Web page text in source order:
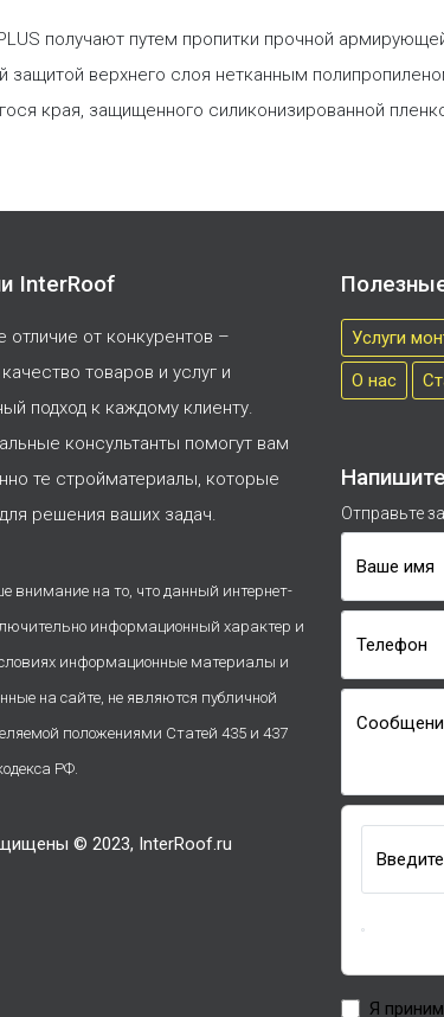
PLUS получают путем пропитки прочной
защитой верхнего слоя нетканным
края, защищенного силиконизированной
InterRoof
отличие от конкурентов –
товаров и услуг и
подход к каждому клиенту.
консультанты помогут вам
те стройматериалы, которые
решения ваших задач.
внимание на то, что данный интернет-
информационный характер и
информационные материалы и
на сайте, не являются публичной
положениями Статей 435 и 437
РФ.
© 2023, InterRoof.ru
Услуги
О нас
Отправьте
Ваше имя
Телефон
Я